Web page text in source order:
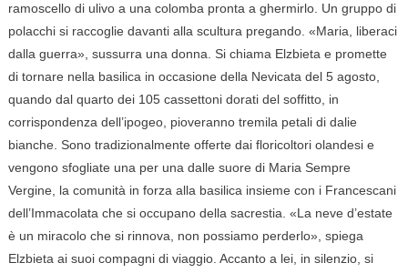
ramoscello di ulivo a una colomba pronta a ghermirlo. Un gruppo di
polacchi si raccoglie davanti alla scultura pregando. «Maria, liberaci
dalla guerra», sussurra una donna. Si chiama Elzbieta e promette
di tornare nella basilica in occasione della Nevicata del 5 agosto,
quando dal quarto dei 105 cassettoni dorati del soffitto, in
corrispondenza dell’ipogeo, pioveranno tremila petali di dalie
bianche. Sono tradizionalmente offerte dai floricoltori olandesi e
vengono sfogliate una per una dalle suore di Maria Sempre
Vergine, la comunità in forza alla basilica insieme con i Francescani
dell’Immacolata che si occupano della sacrestia. «La neve d’estate
è un miracolo che si rinnova, non possiamo perderlo», spiega
Elzbieta ai suoi compagni di viaggio. Accanto a lei, in silenzio, si